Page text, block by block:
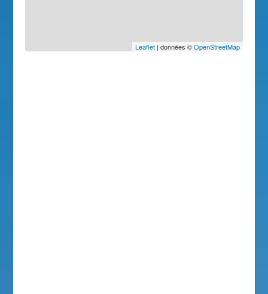
Leaflet| données ©OpenStreetMap